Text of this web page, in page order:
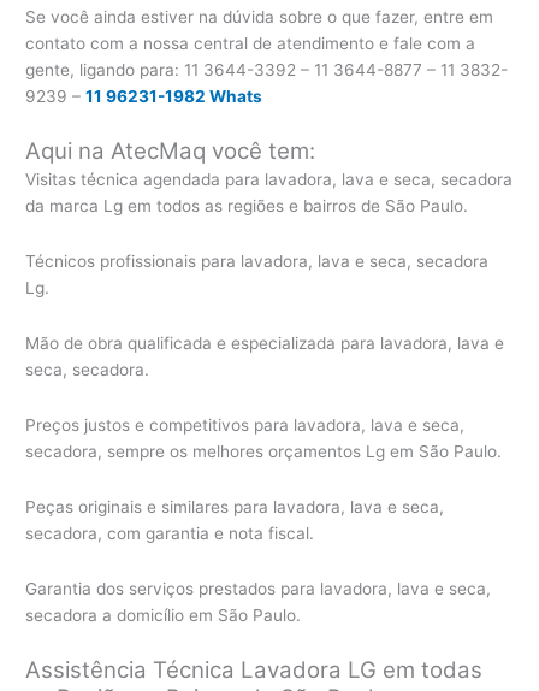
Se você ainda estiver na dúvida sobre o que fazer, entre em
contato com a nossa central de atendimento e fale com a
gente, ligando para: 11 3644-3392 – 11 3644-8877 – 11 3832-
9239 –11 96231-1982 Whats
Aqui na AtecMaq você tem:
Visitas técnica agendada para lavadora, lava e seca, secadora
da marca Lg em todos as regiões e bairros de São Paulo.
Técnicos profissionais para lavadora, lava e seca, secadora
Lg.
Mão de obra qualificada e especializada para lavadora, lava e
seca, secadora.
Preços justos e competitivos para lavadora, lava e seca,
secadora, sempre os melhores orçamentos Lg em São Paulo.
Peças originais e similares para lavadora, lava e seca,
secadora, com garantia e nota fiscal.
Garantia dos serviços prestados para lavadora, lava e seca,
secadora a domicílio em São Paulo.
Assistência Técnica Lavadora LG em todas